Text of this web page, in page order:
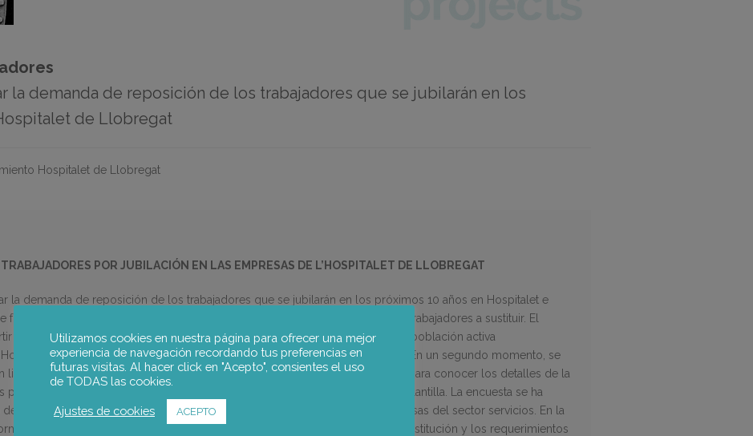
la demanda de reposición de los trabajadores que se jubilarán en los
de Llobregat
Hospitalet de Llobregat
POR JUBILACIÓN EN LAS EMPRESAS DE L’HOSPITALET DE LLOBREGAT
la demanda de reposición de los trabajadores que se jubilarán en los próximos 10 años en Hospitalet e
formación para cubrir los requerimientos de las empresas para contratar los trabajadores a sustituir. El
de un análisis estadístico para calcular el volumen y las características de la población activa
desglosado por los principales sectores económicos de la ciudad. En un segundo momento, se
line complementada telefónicamente y con algunas entrevistas presenciales para conocer los detalles de la
prácticas de las empresas para planificar el efecto del envejecimiento de su plantilla. La encuesta se ha
empresas del sector industrial y se ha complementado con algunas empresas del sector servicios. En la
sobre las características de la actividad empresarial, las políticas de sustitución y los requerimientos
Utilizamos cookies en nuestra página para ofrecer una mejor
experiencia de navegación recordando tus preferencias en
futuras visitas. Al hacer click en "Acepto", consientes el uso
de TODAS las cookies.
Ajustes de cookies ACEPTO